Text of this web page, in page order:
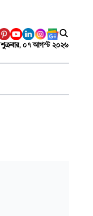
শুক্রবার, ০৭ আগস্ট ২০২৬